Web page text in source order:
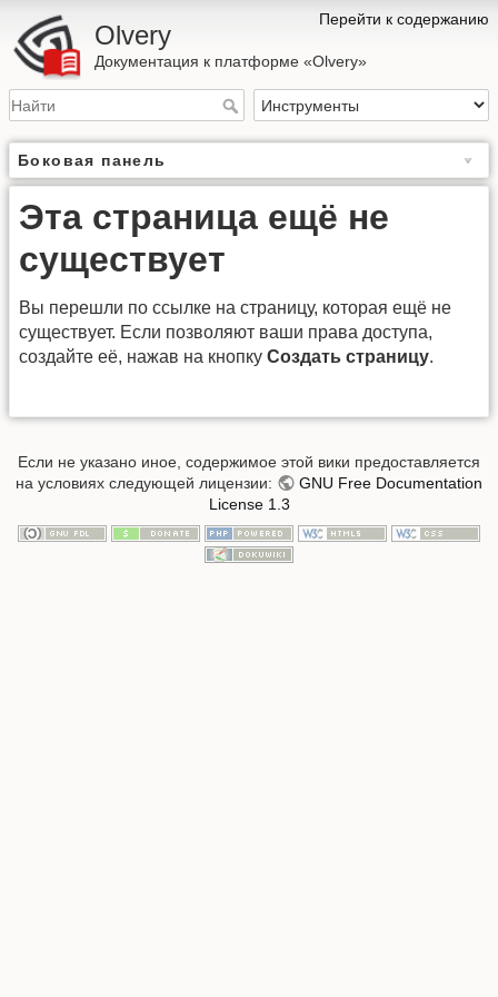
Перейти к содержанию
Olvery
Документация к платформе «Olvery»
Боковая панель
Эта страница ещё не
существует
Вы перешли по ссылке на страницу, которая ещё не
существует. Если позволяют ваши права доступа,
создайте её, нажав на кнопку Создать страницу.
Если не указано иное, содержимое этой вики предоставляется
на условиях следующей лицензии:
GNU Free Documentation
License 1.3